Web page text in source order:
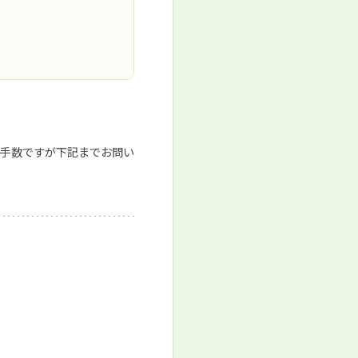
数ですが下記までお問い